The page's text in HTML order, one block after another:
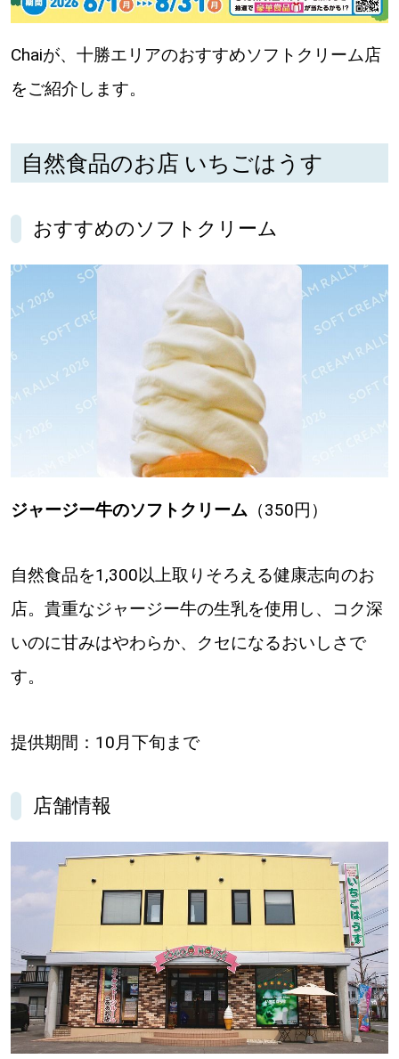
運営会社 広告掲載
閉じる
Chaiが、十勝エリアのおすすめソフトクリーム店
をご紹介します。
自然食品のお店 いちごはうす
おすすめのソフトクリーム
ジャージー牛のソフトクリーム （350円）
自然食品を1,300以上取りそろえる健康志向のお
店。貴重なジャージー牛の生乳を使用し、コク深
いのに甘みはやわらか、クセになるおいしさで
す。
提供期間：10月下旬まで
店舗情報